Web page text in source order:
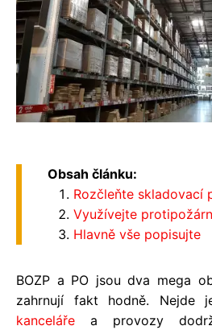
Obsah článku:
Rozčleňte skladovací
Využívejte
Hlavně vše popisujte
BOZP a PO jsou dva mega
zahrnují fakt hodně.
kanceláře a provozy